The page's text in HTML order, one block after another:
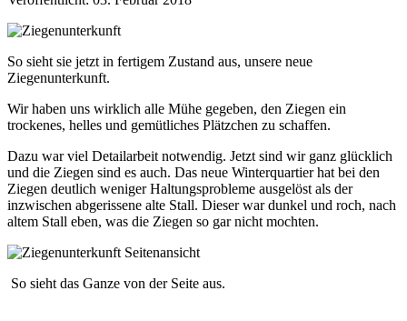
So sieht sie jetzt in fertigem Zustand aus, unsere neue
Ziegenunterkunft.
Wir haben uns wirklich alle Mühe gegeben, den Ziegen ein
trockenes, helles und gemütliches Plätzchen zu schaffen.
Dazu war viel Detailarbeit notwendig. Jetzt sind wir ganz glücklich
und die Ziegen sind es auch. Das neue Winterquartier hat bei den
Ziegen deutlich weniger Haltungsprobleme ausgelöst als der
inzwischen abgerissene alte Stall. Dieser war dunkel und roch, nach
altem Stall eben, was die Ziegen so gar nicht mochten.
So sieht das Ganze von der Seite aus.